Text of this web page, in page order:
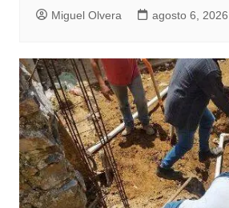
Miguel Olvera agosto 6, 2026